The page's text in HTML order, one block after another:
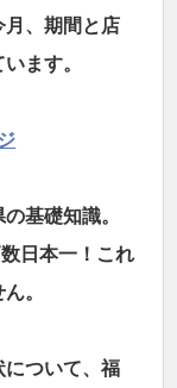
月、期間と店
ます。
基礎知識。
日本一！これ
。
について、福